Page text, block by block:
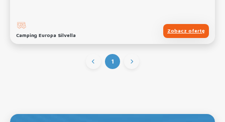
Camping Europa Silvella
Zobacz ofertę
1